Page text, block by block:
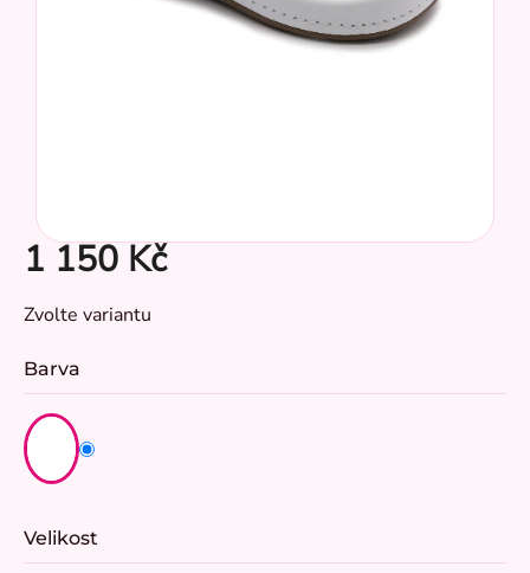
1 150 Kč
Měrná
Zvolte variantu
Barva
Velikost